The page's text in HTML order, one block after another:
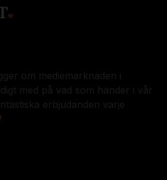
om mediemarknaden i
med på vad som händer i vår
erbjudanden varje